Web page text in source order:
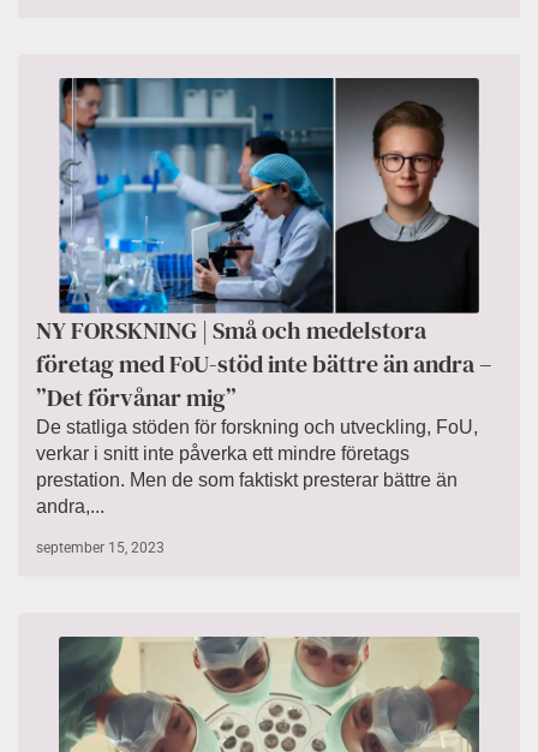
NY FORSKNING | Små och medelstora
företag med FoU-stöd inte bättre än andra –
”Det förvånar mig”
De statliga stöden för forskning och utveckling, FoU,
verkar i snitt inte påverka ett mindre företags
prestation. Men de som faktiskt presterar bättre än
andra,...
september 15, 2023